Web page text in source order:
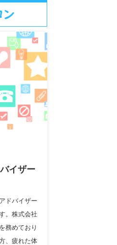
イザー
ドバイザー
。株式会社
務めており
、疲れた体